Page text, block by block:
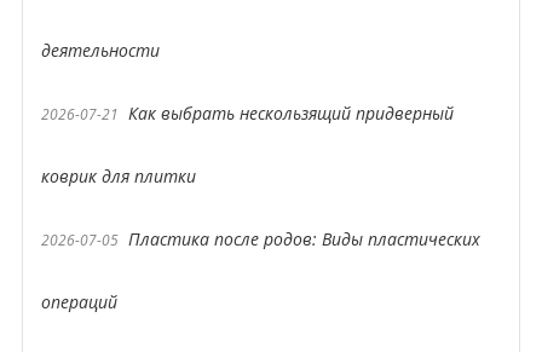
деятельности
2026-07-21 Как выбрать нескользящий придверный
коврик для плитки
2026-07-05 Пластика после родов: Виды пластических
операций